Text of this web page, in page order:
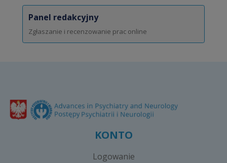
Panel redakcyjny
Zgłaszanie i recenzowanie prac online
KONTO
Logowanie